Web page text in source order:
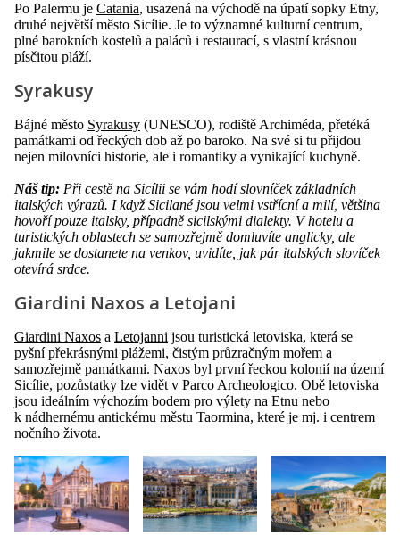
Po Palermu je Catania, usazená na východě na úpatí sopky Etny,
druhé největší město Sicílie. Je to významné kulturní centrum,
plné barokních kostelů a paláců i restaurací, s vlastní krásnou
písčitou pláží.
Syrakusy
Bájné město Syrakusy (UNESCO), rodiště Archiméda, přetéká
památkami od řeckých dob až po baroko. Na své si tu přijdou
nejen milovníci historie, ale i romantiky a vynikající kuchyně.
Náš tip: Při cestě na Sicílii se vám hodí slovníček základních
italských výrazů. I když Sicilané jsou velmi vstřícní a milí, většina
hovoří pouze italsky, případně sicilskými dialekty. V hotelu a
turistických oblastech se samozřejmě domluvíte anglicky, ale
jakmile se dostanete na venkov, uvidíte, jak pár italských slovíček
otevírá srdce.
Giardini Naxos a Letojani
Giardini Naxos a Letojanni jsou turistická letoviska, která se
pyšní překrásnými plážemi, čistým průzračným mořem a
samozřejmě památkami. Naxos byl první řeckou kolonií na území
Sicílie, pozůstatky lze vidět v Parco Archeologico. Obě letoviska
jsou ideálním výchozím bodem pro výlety na Etnu nebo
k nádhernému antickému městu Taormina, které je mj. i centrem
nočního života.